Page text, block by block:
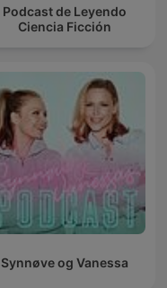
Podcast de Leyendo
Ciencia Ficción
Synnøve og Vanessa